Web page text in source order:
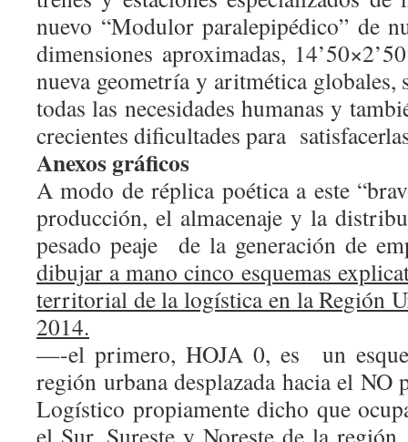
nuevo “Modulor paralepipédico” de
dimensiones aproximadas,
nueva geometría y aritmética globales,
todas las necesidades humanas y
crecientes dificultades para
Anexos gráficos
A modo de réplica poética a este
producción, el almacenaje y la
pesado peaje
de la generación de
dibujar a mano cinco esquemas
territorial de la logística en la Región
2014.
—-el primero, HOJA 0, es
un
región urbana desplazada hacia el
Logístico propiamente dicho que
el Sur, Sureste y Noreste de la